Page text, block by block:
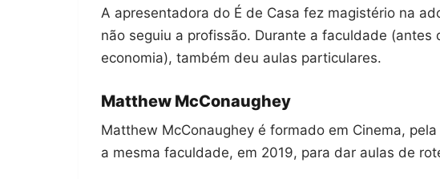
A apresentadora do É de Casa fez magistério na
não seguiu a profissão. Durante a faculdade (antes
economia), também deu aulas particulares.
Matthew McConaughey
Matthew McConaughey é formado em Cinema,
a mesma faculdade, em 2019, para dar aulas de